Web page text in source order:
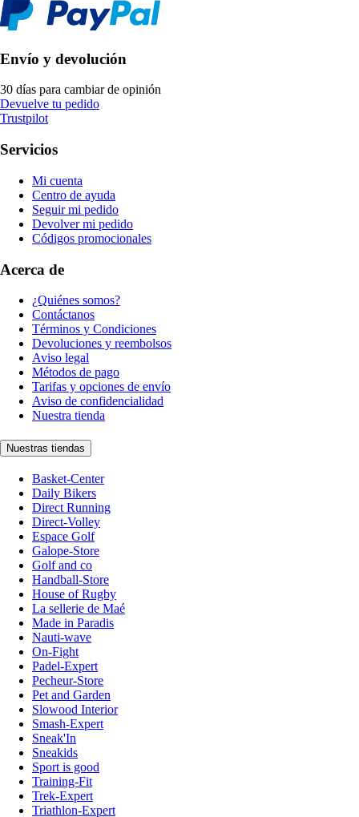
Envío y devolución
30 días para cambiar de opinión
Devuelve tu pedido
Trustpilot
Servicios
Mi cuenta
Centro de ayuda
Seguir mi pedido
Devolver mi pedido
Códigos promocionales
Acerca de
¿Quiénes somos?
Contáctanos
Términos y Condiciones
Devoluciones y reembolsos
Aviso legal
Métodos de pago
Tarifas y opciones de envío
Aviso de confidencialidad
Nuestra tienda
Nuestras tiendas
Basket-Center
Daily Bikers
Direct Running
Direct-Volley
Espace Golf
Galope-Store
Golf and co
Handball-Store
House of Rugby
La sellerie de Maé
Made in Paradis
Nauti-wave
On-Fight
Padel-Expert
Pecheur-Store
Pet and Garden
Slowood Interior
Smash-Expert
Sneak'In
Sneakids
Sport is good
Training-Fit
Trek-Expert
Triathlon-Expert